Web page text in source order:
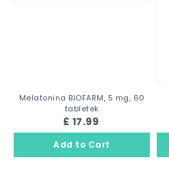
Melatonina BIOFARM, 5 mg, 60
tabletek
£ 17.99